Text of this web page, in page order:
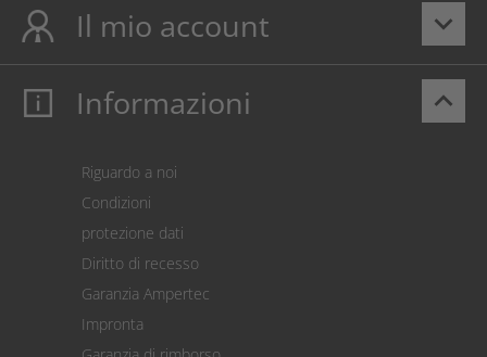
keyboard_arrow_down
Il mio account
Il mio account
Pagamento
Restituzione della merce
Calcolatore dei costi
Impostazioni dei cookie
keyboard_arrow_up
Informazioni
Riguardo a noi
Condizioni
protezione dati
Diritto di recesso
Garanzia Ampertec
Impronta